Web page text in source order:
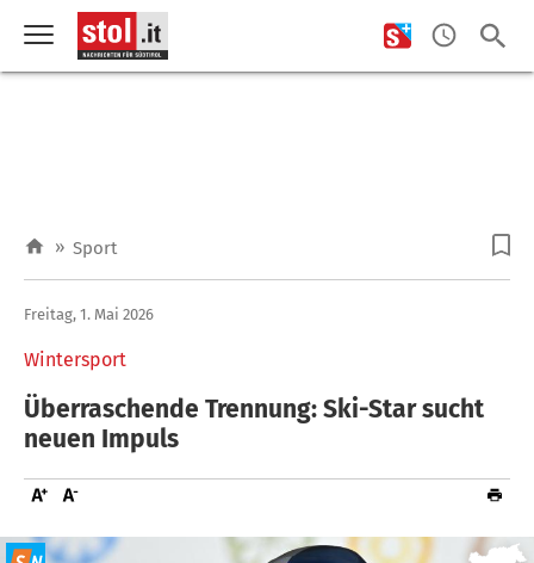
» Sport
Wintersport
Freitag, 1. Mai 2026
Überraschende Trennung: Ski-Star sucht
neuen Impuls